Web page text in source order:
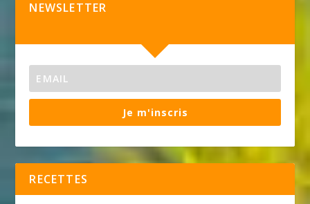
NEWSLETTER
Je m'inscris
RECETTES